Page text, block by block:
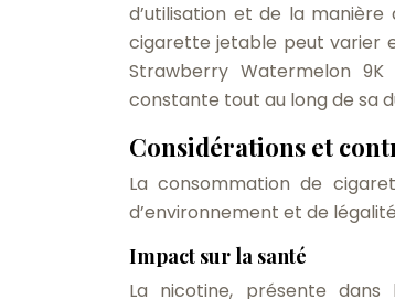
d’utilisation et de la
cigarette jetable peut varier
Strawberry Watermelon
constante tout au long de sa
Considérations et
La consommation de
d’environnement et de
Impact sur la santé
La nicotine, présente dans